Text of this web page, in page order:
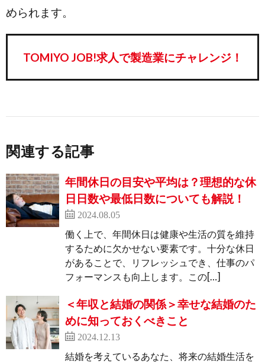
められます。
TOMIYO JOB!求人で製造業にチャレンジ！
関連する記事
年間休日の目安や平均は？理想的な休
日日数や最低日数についても解説！
2024.08.05
働く上で、年間休日は健康や生活の質を維持
するために欠かせない要素です。十分な休日
があることで、リフレッシュでき、仕事のパ
フォーマンスも向上します。この[…]
＜年収と結婚の関係＞幸せな結婚のた
めに知っておくべきこと
2024.12.13
結婚を考えているあなた、将来の結婚生活を